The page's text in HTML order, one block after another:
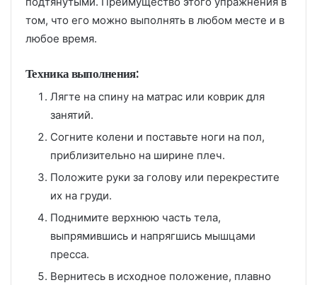
том, что его можно выполнять в любом месте и в
любое время.
Техника выполнения:
Лягте на спину на матрас или коврик для
занятий.
Согните колени и поставьте ноги на пол,
приблизительно на ширине плеч.
Положите руки за голову или перекрестите
их на груди.
Поднимите верхнюю часть тела,
выпрямившись и напрягшись мышцами
пресса.
Вернитесь в исходное положение, плавно